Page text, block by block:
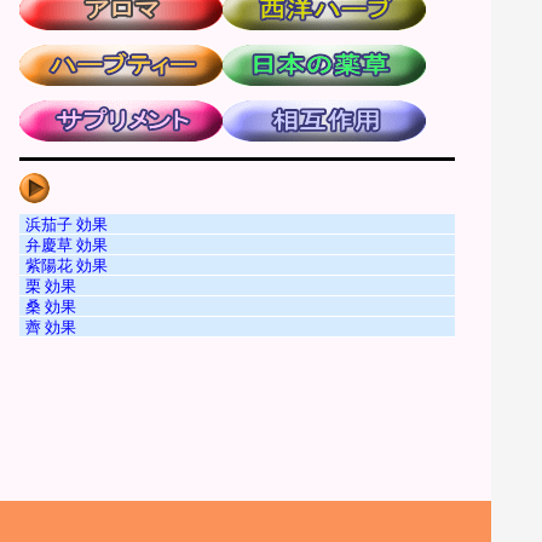
浜茄子 効果
弁慶草 効果
紫陽花 効果
栗 効果
桑 効果
薺 効果